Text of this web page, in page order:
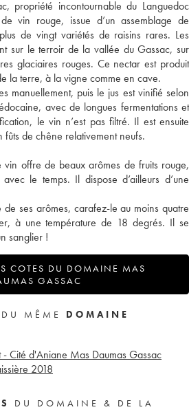
propriété incontournable du Languedoc
vin rouge, issue d’un assemblage de
de vingt variétés de raisins rares. Les
sur le terroir de la vallée du Gassac, sur
glaciaires rouges. Ce nectar est produit
la terre, à la vigne comme en cave.
manuellement, puis le jus est vinifié selon
avec de longues fermentations et
le vin n’est pas filtré. Il est ensuite
de chêne relativement neufs.
vin offre de beaux arômes de fruits rouge,
le temps. Il dispose d’ailleurs d’une
ses arômes, carafez-le au moins quatre
à une température de 18 degrés. Il se
sanglier !
COTES DU DOMAINE MAS
GASSAC
MÊME DOMAINE
Cité d'Aniane Mas Daumas Gassac
2018
DU DOMAINE & DE LA